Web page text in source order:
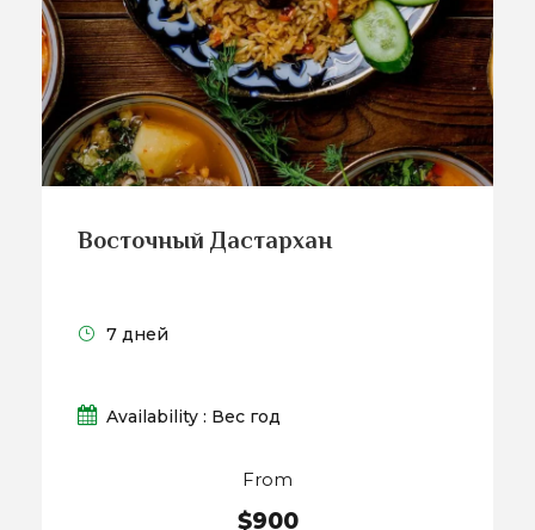
Восточный Дастархан
7 дней
Availability : Вес год
From
$900